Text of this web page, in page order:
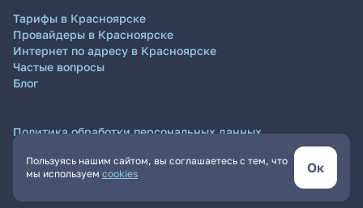
Пользуясь нашим сайтом, вы соглашаетесь с тем, что
мы используем cookies Ок
Тарифы в Красноярске
Провайдеры в Красноярске
Интернет по адресу в Красноярске
Частые вопросы
Блог
Политика обработки персональных данных
Пользовательское соглашение